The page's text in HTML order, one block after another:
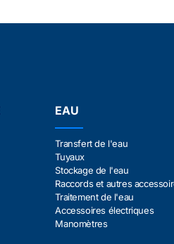
EAU
Transfert de l'eau
Tuyaux
Stockage de l'eau
Raccords et autres
Traitement de l'eau
Accessoires électriques
Manomètres